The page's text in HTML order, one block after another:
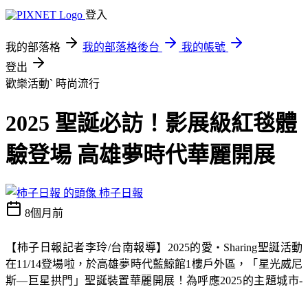
登入
我的部落格 我的部落格後台
我的帳號
登出
歡樂活動ˋ 時尚流行
2025 聖誕必訪！影展級紅毯體
驗登場 高雄夢時代華麗開展
柿子日報
8個月前
【柿子日報記者李玲/台南報導】 2025的愛 ‧Sharing聖誕活動
在11/14登場啦，於高雄夢時代藍鯨館1 樓戶外區，「星光威尼
斯—巨星拱門」聖誕裝置華麗開展！為呼應2025的主題城市-